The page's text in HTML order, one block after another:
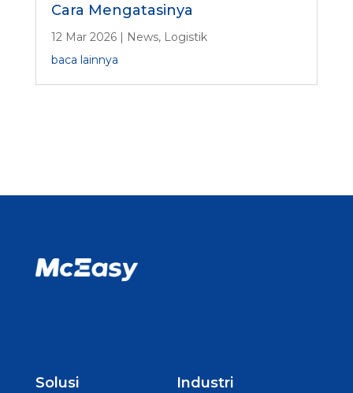
Cara Mengatasinya
12 Mar 2026| News, Logistik
baca lainnya
Solusi Industri